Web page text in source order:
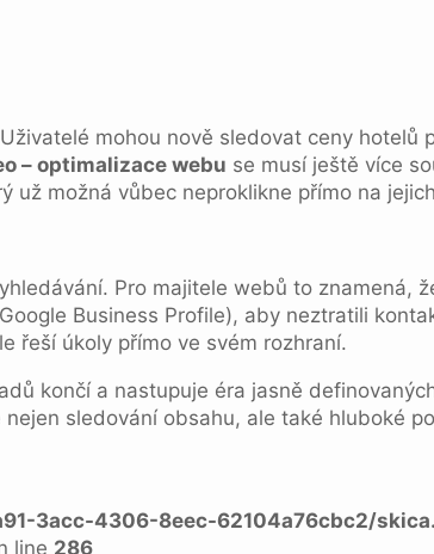
mohou nově sledovat ceny hotelů
– optimalizace webu se musí ještě více
už možná vůbec neproklikne přímo na
Pro majitele webů to znamená,
Business Profile), aby neztratili
řeší úkoly přímo ve svém rozhraní.
končí a nastupuje éra jasně
sledování obsahu, ale také hluboké
3acc-4306-8eec-62104a76cbc2/
line 286